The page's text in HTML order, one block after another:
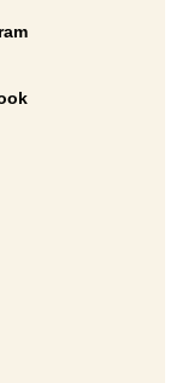
ンドウで開きます。
ンドウで開きます。